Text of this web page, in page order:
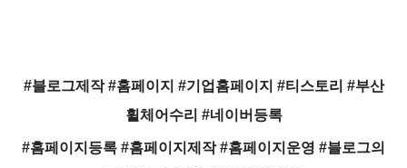
#블로그제작 #홈페이지 #기업홈페이지 #티스토리 #부산
휠체어수리 #네이버등록
#홈페이지등록 #홈페이지제작 #홈페이지운영 #블로그의